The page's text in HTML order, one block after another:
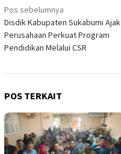
Navigasi
pos
Pos sebelumnya
Disdik Kabupaten Sukabumi Ajak
Perusahaan Perkuat Program
Pendidikan Melalui CSR
POS TERKAIT